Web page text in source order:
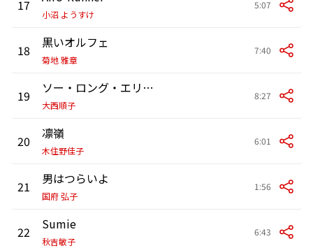
17
小沼 ようすけ
5:07
18 黒いオルフェ
菊地 雅章
7:40
19 ソー・ロング・エリック
大西順子
8:27
20 凛嶺
木住野佳子
6:01
21 男はつらいよ
国府 弘子
1:56
22 Sumie
秋吉敏子
6:43